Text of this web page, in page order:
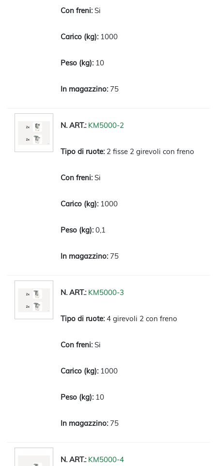
Si
1000
10
75
KM5000-2
2 fisse 2 girevoli con freno
Si
1000
0,1
75
KM5000-3
4 girevoli 2 con freno
Si
1000
10
75
KM5000-4